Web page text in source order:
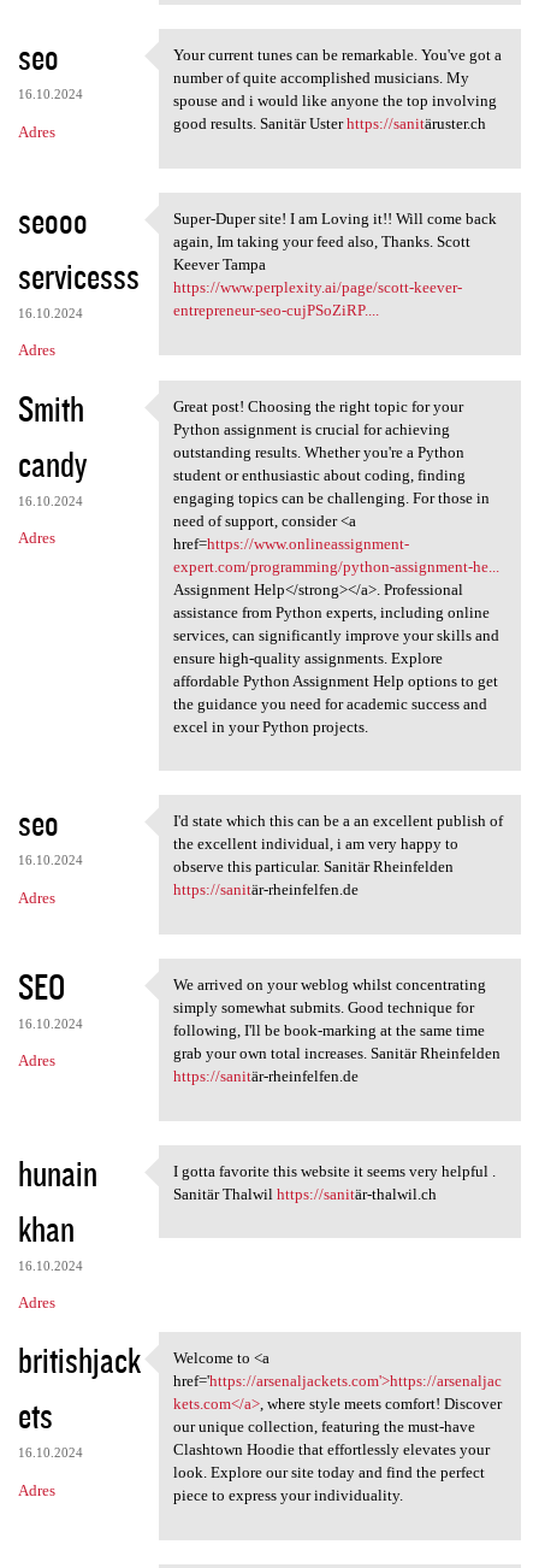
seo
16.10.2024
Adres
Your current tunes can be
Your current tunes can be remarkable. You've got a
number of quite accomplished musicians. My
spouse and i would like anyone the top involving
good results. Sanitär Usterhttps://sanitäruster.ch
seooo
servicesss
16.10.2024
Adres
Super-Duper site! I am Loving
Super-Duper site! I am Loving it!! Will come back
again, Im taking your feed also, Thanks. Scott
Keever Tampa
https://www.perplexity.ai/page/scott-keever-
entrepreneur-seo-cujPSoZiRP....
Smith
candy
16.10.2024
Adres
Great post! Choosing the
Great post! Choosing the right topic for your
Python assignment is crucial for achieving
outstanding results. Whether you're a Python
student or enthusiastic about coding, finding
engaging topics can be challenging. For those in
need of support, consider <a
href=https://www.onlineassignment-
expert.com/programming/python-assignment-he...
Assignment Help</strong></a>. Professional
assistance from Python experts, including online
services, can significantly improve your skills and
ensure high-quality assignments. Explore
affordable Python Assignment Help options to get
the guidance you need for academic success and
excel in your Python projects.
seo
16.10.2024
Adres
I'd state which this can be a
I'd state which this can be a an excellent publish of
the excellent individual, i am very happy to
observe this particular. Sanitär Rheinfelden
https://sanitär-rheinfelfen.de
SEO
16.10.2024
Adres
We arrived on your weblog
We arrived on your weblog whilst concentrating
simply somewhat submits. Good technique for
following, I'll be book-marking at the same time
grab your own total increases. Sanitär Rheinfelden
https://sanitär-rheinfelfen.de
hunain
khan
16.10.2024
Adres
I gotta favorite this website
I gotta favorite this website it seems very helpful .
Sanitär Thalwil https://sanitär-thalwil.ch
britishjack
ets
16.10.2024
Adres
Welcome to <a href='https:/
Welcome to <a
href='https://arsenaljackets.com'>https://arsenaljac
kets.com</a>, where style meets comfort! Discover
our unique collection, featuring the must-have
Clashtown Hoodie that effortlessly elevates your
look. Explore our site today and find the perfect
piece to express your individuality.